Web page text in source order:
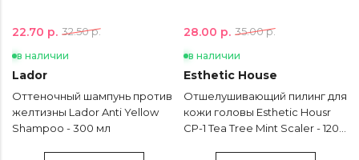
22.70 р. 32.50 р.
в наличии
Lador
Оттеночный шампунь против
желтизны Lador Anti Yellow
Shampoo - 300 мл
28.00 р. 35.00 р.
в наличии
Esthetic House
Отшелушивающий пилинг для
кожи головы Esthetic Housr
CP-1 Tea Tree Mint Scaler - 120